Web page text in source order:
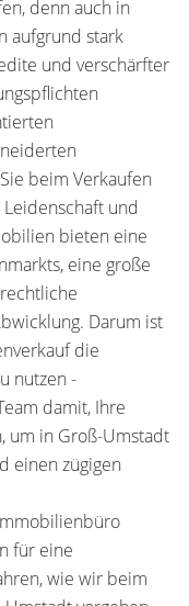
denn auch in
aufgrund stark
und verschärfter
beim Verkaufen
und
bieten eine
eine große
Darum ist
die
nutzen -
damit, Ihre
um in Groß-Umstadt
einen zügigen
für eine
wie wir beim